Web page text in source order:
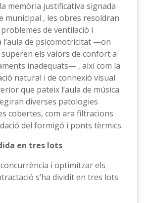
memòria justificativa signada
municipal , les obres resoldran
de ventilació i
de psicomotricitat —on
els valors de confort a
inadequats— , així com la
natural i de connexió visual
que pateix l’aula de música.
diverses patologies
cobertes, com ara filtracions
del formigó i ponts tèrmics.
en tres lots
i optimitzar els
s’ha dividit en tres lots